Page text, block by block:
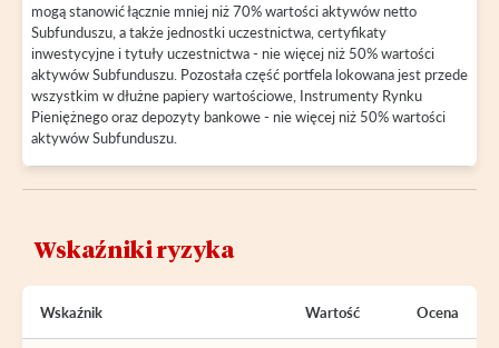
mogą stanowić łącznie mniej niż 70% wartości aktywów netto
Subfunduszu, a także jednostki uczestnictwa, certyfikaty
inwestycyjne i tytuły uczestnictwa - nie więcej niż 50% wartości
aktywów Subfunduszu. Pozostała część portfela lokowana jest przede
wszystkim w dłużne papiery wartościowe, Instrumenty Rynku
Pieniężnego oraz depozyty bankowe - nie więcej niż 50% wartości
aktywów Subfunduszu.
Wskaźniki ryzyka
Wskaźnik Wartość Ocena